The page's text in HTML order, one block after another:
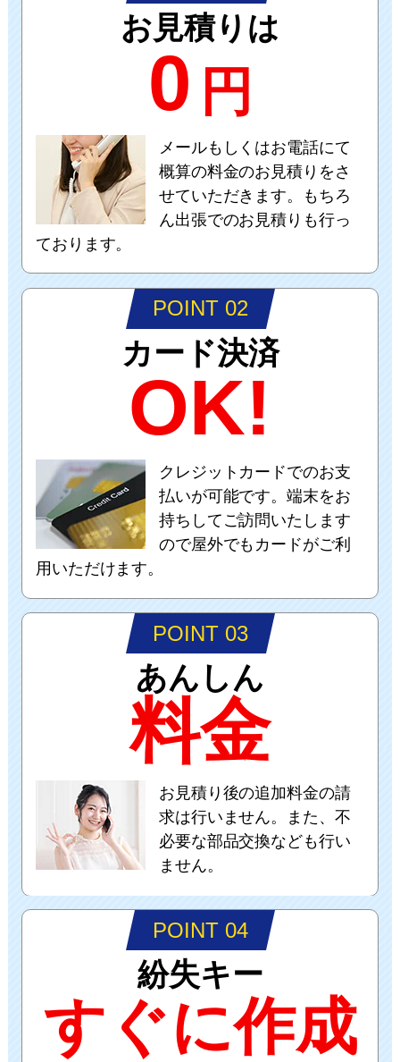
お見積りは
0 円
メールもしくはお電話にて
概算の料金のお見積りをさ
せていただきます。もちろ
ん出張でのお見積りも行っ
ております。
POINT 02
カード決済
OK!
クレジットカードでのお支
払いが可能です。端末をお
持ちしてご訪問いたします
ので屋外でもカードがご利
用いただけます。
POINT 03
あんしん
料金
お見積り後の追加料金の請
求は行いません。また、不
必要な部品交換なども行い
ません。
POINT 04
紛失キー
すぐに作成